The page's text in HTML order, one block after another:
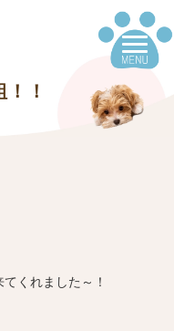
！
くれました～！